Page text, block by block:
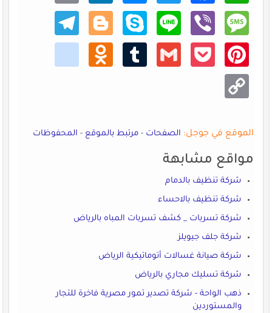
Mess
age
Viber
Line
Skype
Blogg
er
Teleg
ram
Pinte
rest
Pocke
Gmail
Tumb
Odno
klass
niki
Copy
Link
الموقع في جوجل: الصفحات-مرتبط بالموقع-المحفوظات
مواقع مشابهة
شركة تنظيف بالدمام
شركة تنظيف بالاحساء
شركة تسربات _ كشف تسربات المباه بالرياض
شركة جلف جيويلز
شركة صيانة غسالات أتوماتيكية الرياض
شركة تسليك مجاري بالرياض
ذهب الواحة - شركة تصدير تمور مصرية فاخرة للتجار
والمستوردين